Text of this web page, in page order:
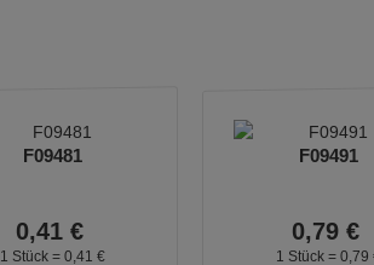
F09481
0,41 €
1 Stück = 0, 41 €
F09491
0,79 €
1 Stück = 0, 79